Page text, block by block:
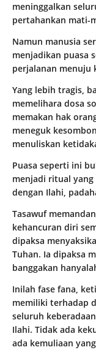
meninggalkan
pertahankan mati-
Namun manusia
menjadikan puasa
perjalanan menuju
Yang lebih tragis,
memelihara dosa
memakan hak
meneguk
menuliskan
Puasa seperti ini
menjadi ritual
dengan Ilahi,
Tasawuf
kehancuran diri
dipaksa
Tuhan. Ia dipaksa
banggakan
Inilah fase fana,
memiliki terhadap
seluruh
Ilahi. Tidak ada
ada kemuliaan